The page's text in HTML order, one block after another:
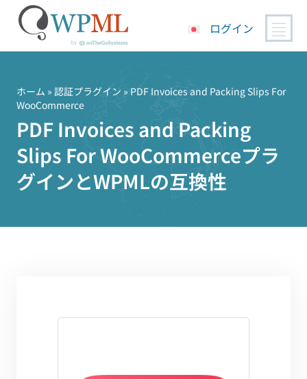
ログイン
ホーム » 認証プラグイン » PDF Invoices and Packing Slips For
WooCommerce
PDF Invoices and Packing
Slips For WooCommerceプラ
グインとWPMLの互換性